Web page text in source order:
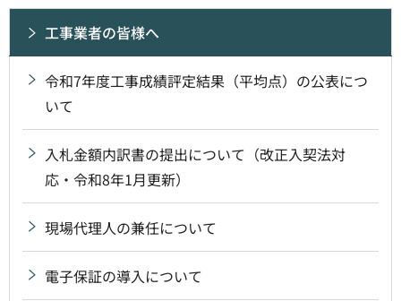
工事業者の皆様へ
令和7年度工事成績評定結果（平均点）の公表につ
いて
入札金額内訳書の提出について（改正入契法対
応・令和8年1月更新）
現場代理人の兼任について
電子保証の導入について